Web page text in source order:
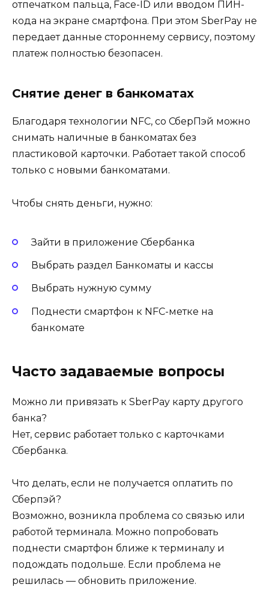
отпечатком пальца, Face-ID или вводом ПИН-
кода на экране смартфона. При этом SberPay не
передает данные стороннему сервису, поэтому
платеж полностью безопасен.
Снятие денег в банкоматах
Благодаря технологии NFС, со СберПэй можно
снимать наличные в банкоматах без
пластиковой карточки. Работает такой способ
только с новыми банкоматами.
Чтобы снять деньги, нужно:
Зайти в приложение Сбербанка
Выбрать раздел Банкоматы и кассы
Выбрать нужную сумму
Поднести смартфон к NFC-метке на
банкомате
Часто задаваемые вопросы
Можно ли привязать к SberPay карту другого
банка?
Нет, сервис работает только с карточками
Сбербанка.
Что делать, если не получается оплатить по
Сберпэй?
Возможно, возникла проблема со связью или
работой терминала. Можно попробовать
поднести смартфон ближе к терминалу и
подождать подольше. Если проблема не
решилась — обновить приложение.